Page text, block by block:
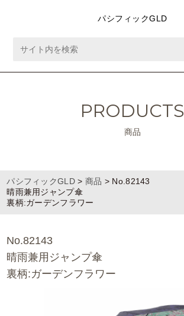
パシフィックGLD
PRODUCTS
商品
パシフィックGLD> 商品 > No.82143
晴雨兼用ジャンプ傘
裏柄:ガーデンフラワー
No.82143
晴雨兼用ジャンプ傘
裏柄:ガーデンフラワー